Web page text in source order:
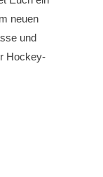
neuen
und
Hockey-